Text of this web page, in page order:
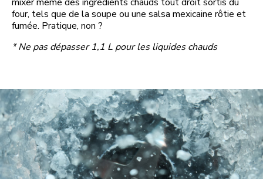
four, tels que de la soupe ou une salsa mexicaine rôtie et
fumée. Pratique, non ?
* Ne pas dépasser 1,1 L pour les liquides chauds